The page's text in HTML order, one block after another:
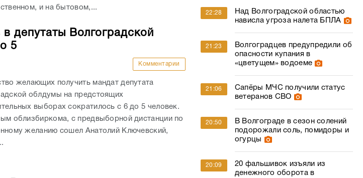
и на бытовом,...
депутаты Волгоградской
5
Комментарии
желающих получить мандат депутата
облдумы на предстоящих
выборах сократилось с 6 до 5 человек.
облизбиркома, с предвыборной дистанции по
желанию сошел Анатолий Ключевский,
22:28
Над Волгоградской областью
нависла угроза налета БПЛА
21:23
Волгоградцев предупредили об
опасности купания в
«цветущем» водоеме
21:06
Сапёры МЧС получили статус
ветеранов СВО
20:50
В Волгограде в сезон солений
подорожали соль, помидоры и
огурцы
20:09
20 фальшивок изъяли из
денежного оборота в